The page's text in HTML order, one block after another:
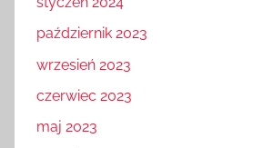
październik 2023
wrzesień 2023
czerwiec 2023
maj 2023